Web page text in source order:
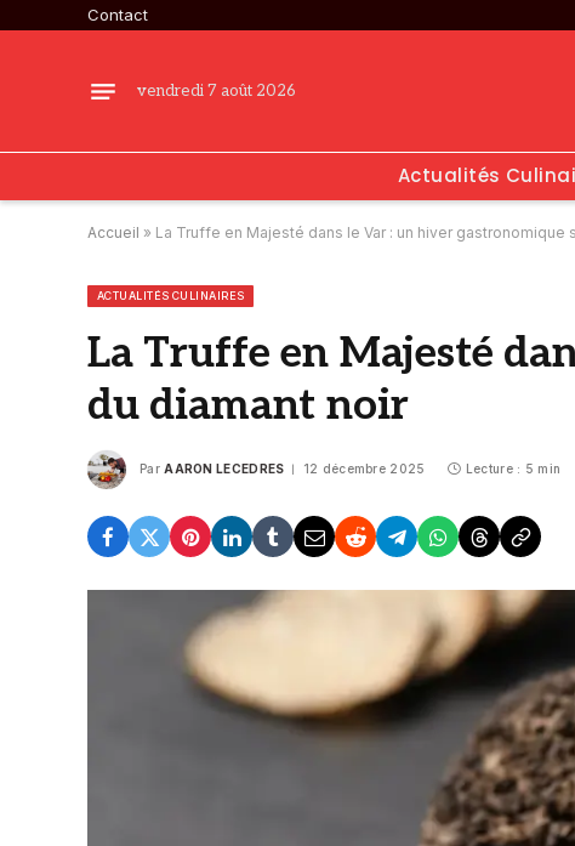
Contact
vendredi 7 août 2026
Actualités
Accueil » La Truffe en Majesté dans le Var : un hiver gastronomique
ACTUALITÉS CULINAIRES
La Truffe en Majesté
du diamant noir
Par AARON LECEDRES 12 décembre 2025 Lecture : 5 min